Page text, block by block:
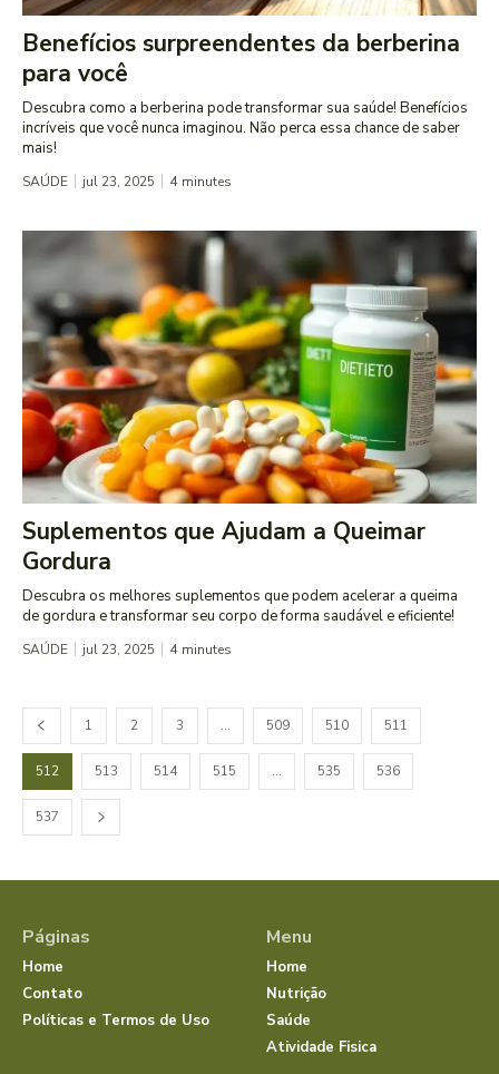
Benefícios surpreendentes da berberina
para você
Descubra como a berberina pode transformar sua saúde! Benefícios
incríveis que você nunca imaginou. Não perca essa chance de saber
mais!
SAÚDE jul 23, 2025 4 minutes
Suplementos que Ajudam a Queimar
Gordura
Descubra os melhores suplementos que podem acelerar a queima
de gordura e transformar seu corpo de forma saudável e eficiente!
SAÚDE jul 23, 2025 4 minutes
1 2 3 … 509 510 511
512 513 514 515 … 535 536
537
Páginas
Home
Contato
Políticas e Termos de Uso
Menu
Home
Nutrição
Saúde
Atividade Fisica